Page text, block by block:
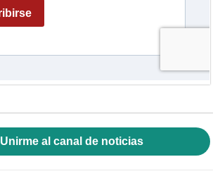
Unirme al canal de noticias